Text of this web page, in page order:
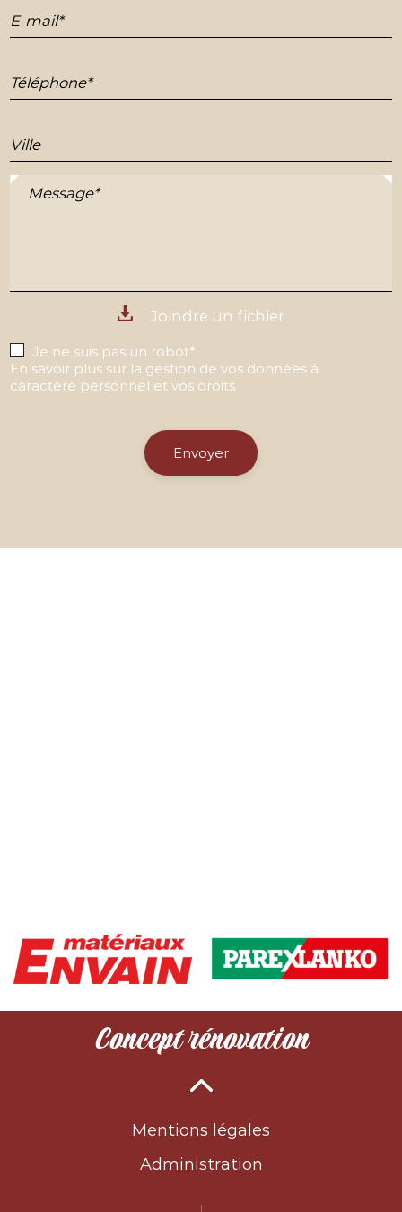
E-mail*
Téléphone*
Ville
Message*
Joindre un fichier
Je ne suis pas un robot*
En savoir plus sur la gestion de vos données à
caractère personnel et vos droits
Envoyer
Concept rénovation
Mentions légales
Administration